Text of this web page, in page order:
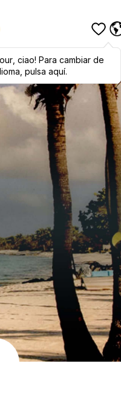
,ciao! To switch
click here!
, ciao! Para cambiar de
pulsa aquí.